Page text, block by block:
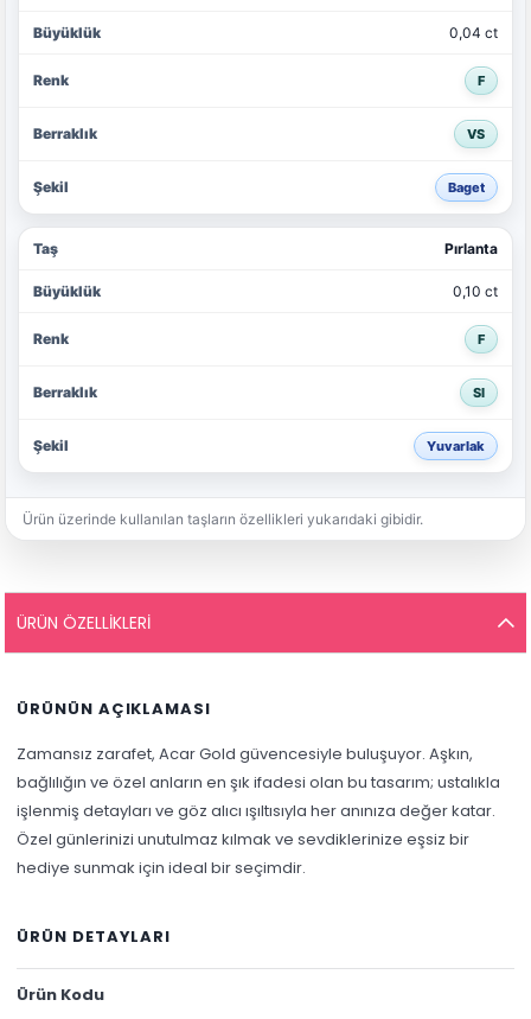
0,04 ct
F
VS
Baget
Pırlanta
0,10 ct
F
SI
Yuvarlak
Ürün üzerinde kullanılan taşların özellikleri yukarıdaki gibidir.
ÜRÜN ÖZELLIKLERI
ÜRÜNÜN AÇIKLAMASI
Zamansız zarafet, Acar Gold güvencesiyle buluşuyor. Aşkın,
bağlılığın ve özel anların en şık ifadesi olan bu tasarım; ustalıkla
işlenmiş detayları ve göz alıcı ışıltısıyla her anınıza değer katar.
Özel günlerinizi unutulmaz kılmak ve sevdiklerinize eşsiz bir
hediye sunmak için ideal bir seçimdir.
ÜRÜN DETAYLARI
Ürün Kodu